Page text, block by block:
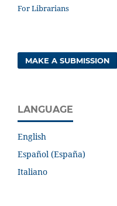
For Librarians
MAKE A SUBMISSION
LANGUAGE
English
Español (España)
Italiano